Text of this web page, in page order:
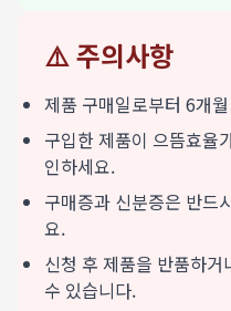
⚠️ 주의사항
제품 구매일로부터 6개
구입한 제품이 으뜸효율
인하세요.
구매증과 신분증은 반드
요.
신청 후 제품을 반품하
수 있습니다.